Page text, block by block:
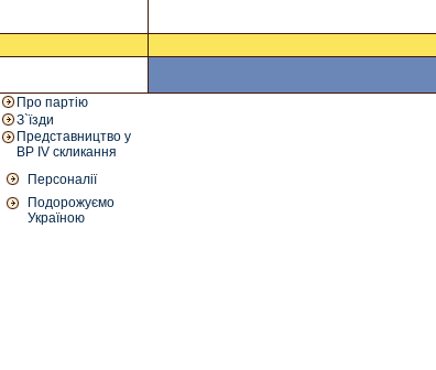
Про партію
З`їзди
Представництво у
ВР IV скликання
Персоналії
Подорожуємо
Україною